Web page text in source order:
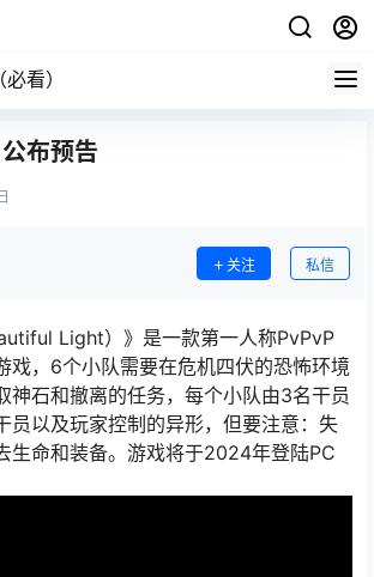
看）
布预告
关注 私信
Light）》是一款第一人称PvPvP
戏，6个小队需要在危机四伏的恐怖环境
神石和撤离的任务，每个小队由3名干员
员以及玩家控制的异形，但要注意：失
生命和装备。游戏将于2024年登陆PC